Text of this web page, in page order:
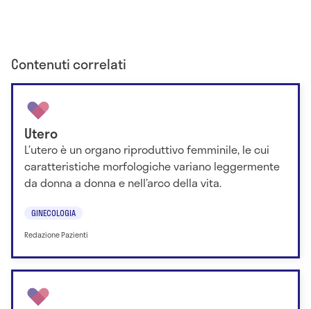
Contenuti correlati
Utero
L’utero è un organo riproduttivo femminile, le cui
caratteristiche morfologiche variano leggermente
da donna a donna e nell’arco della vita.
GINECOLOGIA
Redazione Pazienti